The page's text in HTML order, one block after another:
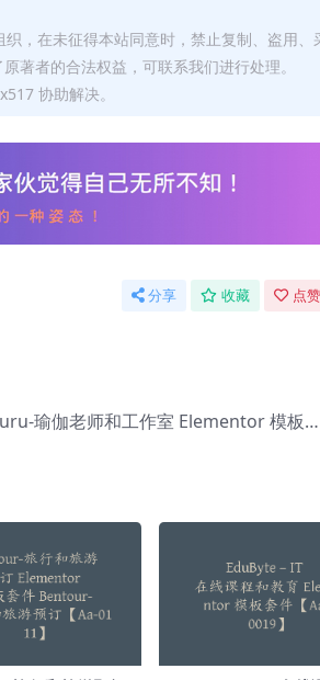
，在未征得本站同意时，禁止复制、盗用、
著者的合法权益，可联系我们进行处理。
协助解决。
分享 收藏 点
瑜伽老师和工作室 Elementor 模板